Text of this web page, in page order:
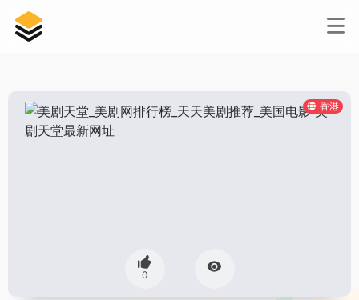
香港
0